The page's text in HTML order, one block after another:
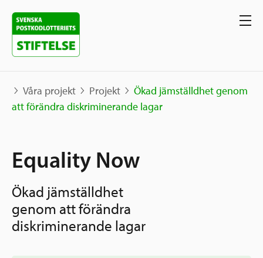
Projekt
Karta
Berättelser
Våra stöd
Sverige och övriga världen
Grannskapsinitiativet
Sök stöd
Våra projekt Projekt
Ökad jämställdhet genom
att förändra diskriminerande lagar
Equality Now
Ökad jämställdhet
genom att förändra
diskriminerande lagar